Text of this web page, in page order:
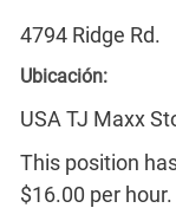
4794 Ridge Rd.
Ubicación:
USA TJ Maxx
This position
$16.00 per